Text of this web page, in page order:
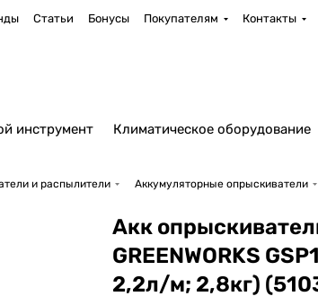
Статьи Бонусы Покупателям Контакты
инструмент Климатическое оборудование
и распылители Аккумуляторные опрыскиватели
Акк
GREENWORKS
2,2л/м; 2,8кг)